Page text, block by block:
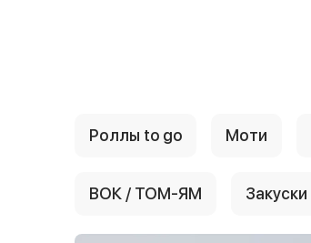
Роллы to go Моти
ВОК / ТОМ-ЯМ Закуски